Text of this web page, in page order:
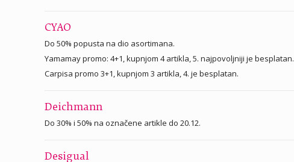
CYAO
Do 50% popusta na dio asortimana.
Yamamay promo: 4+1, kupnjom 4 artikla, 5. najpovoljniji je besplatan.
Carpisa promo 3+1, kupnjom 3 artikla, 4. je besplatan.
Deichmann
Do 30% i 50% na označene artikle do 20.12.
Desigual